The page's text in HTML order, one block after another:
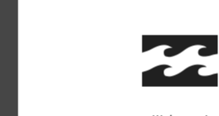
Sweat capuche Vert Homme
Code couleur